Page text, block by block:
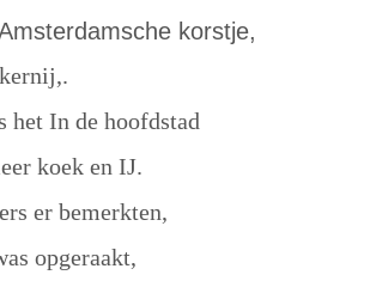
korstje,
het In de hoofdstad
koek en IJ.
er bemerkten,
opgeraakt,